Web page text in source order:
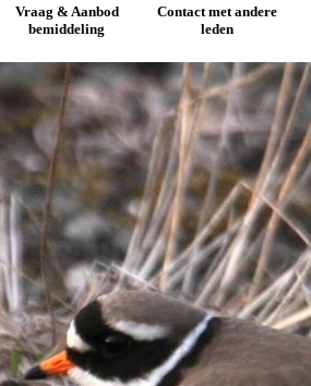
Vraag & Aanbod
bemiddeling
Contact met andere
leden